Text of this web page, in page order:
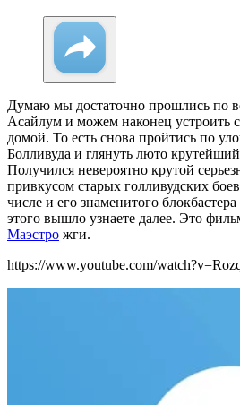
Думаю мы достаточно прошлись по
Асайлум и можем наконец устроить
домой. То есть снова пройтись по
Болливуда и глянуть люто
Получился невероятно крутой
привкусом старых голливудских
числе и его знаменитого
этого вышло узнаете далее. Это
Маэстро жги.
https://www.youtube.com/